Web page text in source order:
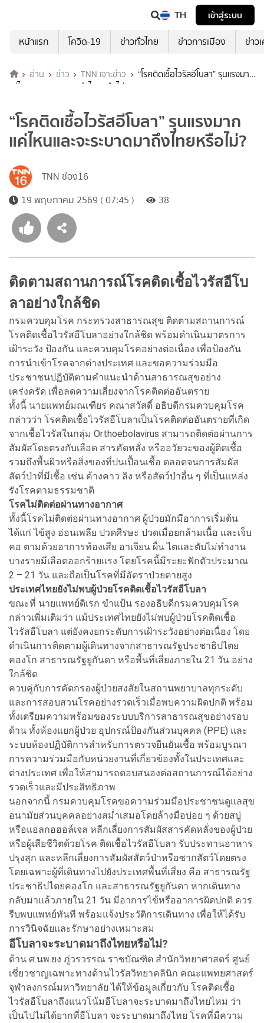
TH
เข้าสู่ระบบ
หน้าแรก
โควิด-19 ข่าวทั่วไทย ข่าวการเมือง ข่าว
อ่าน ข่าว TNN เจาะข่าว
“โรคติดเชื้อไวรัสอีโบลา” รุนแรงมาก
แค่ไหนและจะระบาดมาถึงไทยหรือไม่?
“โรคติดเชื้อไวรัสอีโบลา” รุนแรงมาก
แค่ไหนและจะระบาดมาถึงไทยหรือไม่?
TNN ช่อง16
19 พฤษภาคม 2569 ( 07:45 )
38
ติดตามสถานการณ์โรคติดเชื้อไวรัสอีโบ
ลาอย่างใกล้ชิด
กรมควบคุมโรค กระทรวงสาธารณสุข ติดตามสถานการณ์
โรคติดเชื้อไวรัสอีโบลาอย่างใกล้ชิด พร้อมดำเนินมาตรการ
เฝ้าระวัง ป้องกัน และควบคุมโรคอย่างต่อเนื่อง เพื่อป้องกัน
การนำเข้าโรคจากต่างประเทศ และขอความร่วมมือ
ประชาชนปฏิบัติตามคำแนะนำด้านสาธารณสุขอย่าง
เคร่งครัด เพื่อลดความเสี่ยงจากโรคติดต่ออันตราย
ทั้งนี้ นายแพทย์มณเฑียร คณาสวัสดิ์ อธิบดีกรมควบคุมโรค
กล่าวว่า โรคติดเชื้อไวรัสอีโบลาเป็นโรคติดต่ออันตรายที่เกิด
จากเชื้อไวรัสในกลุ่ม Orthoebolavirus สามารถติดต่อผ่านการ
สัมผัสโดยตรงกับเลือด สารคัดหลั่ง หรืออวัยวะของผู้ติดเชื้อ
รวมถึงพื้นผิวหรือสิ่งของที่ปนเปื้อนเชื้อ ตลอดจนการสัมผัส
สัตว์ป่าที่มีเชื้อ เช่น ค้างคาว ลิง หรือสัตว์ป่าอื่น ๆ ที่เป็นแหล่ง
รังโรคตามธรรมชาติ
โรคไม่ติดต่อผ่านทางอากาศ
ทั้งนี้โรคไม่ติดต่อผ่านทางอากาศ ผู้ป่วยมักมีอาการเริ่มต้น
ได้แก่ ไข้สูง อ่อนเพลีย ปวดศีรษะ ปวดเมื่อยกล้ามเนื้อ และเจ็บ
คอ ตามด้วยอาการท้องเสีย อาเจียน ผื่น ไตและตับไม่ทำงาน
บางรายมีเลือดออกร้ายแรง โดยโรคนี้มีระยะฟักตัวประมาณ
2 – 21 วัน และถือเป็นโรคที่มีอัตราป่วยตายสูง
ประเทศไทยยังไม่พบผู้ป่วยโรคติดเชื้อไวรัสอีโบลา
ขณะที่ นายแพทย์ดิเรก ขำแป้น รองอธิบดีกรมควบคุมโรค
กล่าวเพิ่มเติมว่า แม้ประเทศไทยยังไม่พบผู้ป่วยโรคติดเชื้อ
ไวรัสอีโบลา แต่ยังคงยกระดับการเฝ้าระวังอย่างต่อเนื่อง โดย
ดำเนินการติดตามผู้เดินทางจากสาธารณรัฐประชาธิปไตย
คองโก สาธารณรัฐยูกันดา หรือพื้นที่เสี่ยงภายใน 21 วัน อย่าง
ใกล้ชิด
ควบคู่กับการคัดกรองผู้ป่วยสงสัยในสถานพยาบาลทุกระดับ
และการสอบสวนโรคอย่างรวดเร็วเมื่อพบความผิดปกติ พร้อม
ทั้งเตรียมความพร้อมของระบบบริการสาธารณสุขอย่างรอบ
ด้าน ทั้งห้องแยกผู้ป่วย อุปกรณ์ป้องกันส่วนบุคคล (PPE) และ
ระบบห้องปฏิบัติการสำหรับการตรวจยืนยันเชื้อ พร้อมบูรณา
การความร่วมมือกับหน่วยงานที่เกี่ยวข้องทั้งในประเทศและ
ต่างประเทศ เพื่อให้สามารถตอบสนองต่อสถานการณ์ได้อย่าง
รวดเร็วและมีประสิทธิภาพ
นอกจากนี้ กรมควบคุมโรคขอความร่วมมือประชาชนดูแลสุข
อนามัยส่วนบุคคลอย่างสม่ำเสมอโดยล้างมือบ่อย ๆ ด้วยสบู่
หรือแอลกอฮอล์เจล หลีกเลี่ยงการสัมผัสสารคัดหลั่งของผู้ป่วย
หรือผู้เสียชีวิตด้วยโรค ติดเชื้อไวรัสอีโบลา รับประทานอาหาร
ปรุงสุก และหลีกเลี่ยงการสัมผัสสัตว์ป่าหรือซากสัตว์โดยตรง
โดยเฉพาะผู้ที่เดินทางไปยังประเทศพื้นที่เสี่ยง คือ สาธารณรัฐ
ประชาธิปไตยคองโก และสาธารณรัฐยูกันดา หากเดินทาง
กลับมาแล้วภายใน 21 วัน มีอาการไข้หรืออาการผิดปกติ ควร
รีบพบแพทย์ทันที พร้อมแจ้งประวัติการเดินทาง เพื่อให้ได้รับ
การวินิจฉัยและรักษาอย่างเหมาะสม
อีโบลาจะระบาดมาถึงไทยหรือไม่?
ด้าน ศ.นพ.ยง ภู่วรวรรณ ราชบัณฑิต สำนักวิทยาศาสตร์ ศูนย์
เชี่ยวชาญเฉพาะทางด้านไวรัสวิทยาคลินิก คณะแพทยศาสตร์
จุฬาลงกรณ์มหาวิทยาลัย ได้ให้ข้อมูลเกี่ยวกับ โรคติดเชื้อ
ไวรัสอีโบลาถึงแนวโน้มอีโบลาจะระบาดมาถึงไทยไหม ว่า
เป็นไปไม่ได้ยากที่อีโบลา จะระบาดมาถึงไทย โรคที่มีความ